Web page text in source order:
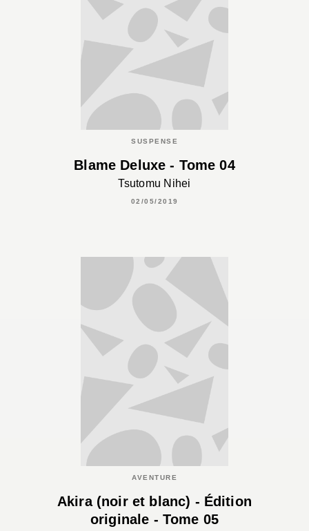
SUSPENSE
Blame Deluxe - Tome 04
Tsutomu Nihei
02/05/2019
AVENTURE
Akira (noir et blanc) - Édition
originale - Tome 05